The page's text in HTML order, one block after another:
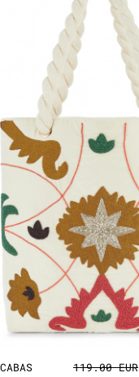
119.00 EUR